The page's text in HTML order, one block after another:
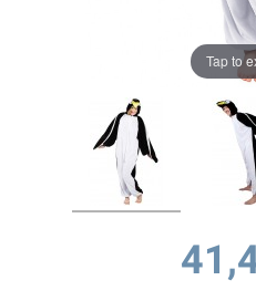
Tap to